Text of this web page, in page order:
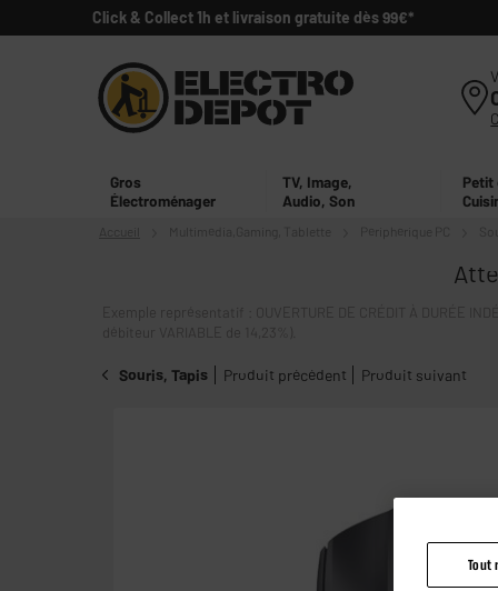
Click & Collect 1h et livraison gratuite dès 99€*
Gros
Électroménager
TV, Image,
Audio, Son
Petit
Accueil Gaming, Tablette Périphérique PC
Exemple représentatif : OUVERTURE DE CRÉDIT À DURÉE
débiteur VARIABLE de 14,23%).
Souris, Tapis Produit précédent Produit suivant
Tout